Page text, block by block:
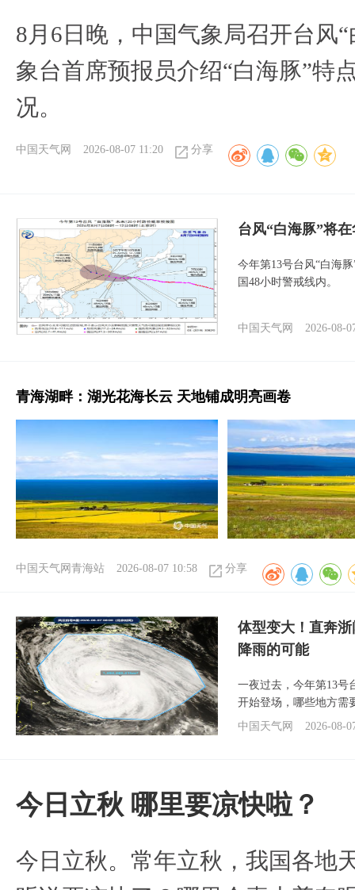
8月6日晚，中国气象局召开台风
象台首席预报员介绍“白海豚”特
况。
中国天气网 2026-08-07 11:20 分享
台风“白海豚”将
今年第13号台风“白海
国48小时警戒线内。
中国天气网 2026-08-
青海湖畔：湖光花海长云 天地铺成明亮画卷
中国天气网青海站 2026-08-07 10:58 分享
体型变大！直奔
降雨的可能
一夜过去，今年第13号
开始登场，哪些地方需
中国天气网
2026-08-
今日立秋 哪里要凉快啦？
今日立秋。常年立秋，我国各地